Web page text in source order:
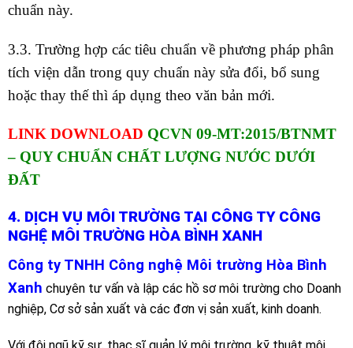
chuẩn này.
3.3. Trường hợp các tiêu chuẩn về phương pháp phân
tích viện dẫn trong quy chuẩn này sửa đổi, bổ sung
hoặc thay thế thì áp dụng theo văn bản mới.
LINK DOWNLOAD QCVN 09-MT:2015/BTNMT
– QUY CHUẨN CHẤT LƯỢNG NƯỚC DƯỚI
ĐẤT
4. DỊCH VỤ MÔI TRƯỜNG TẠI CÔNG TY CÔNG
NGHỆ MÔI TRƯỜNG HÒA BÌNH XANH
Công ty TNHH Công nghệ Môi trường Hòa Bình
Xanh chuyên tư vấn và lập các hồ sơ môi trường cho Doanh
nghiệp, Cơ sở sản xuất và các đơn vị sản xuất, kinh doanh.
Với đội ngũ kỹ sư, thạc sĩ quản lý môi trường, kỹ thuật môi